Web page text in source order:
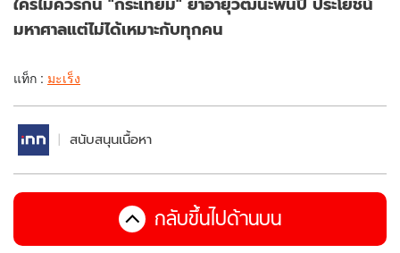
มหาศาลแต่ไม่ได้เหมาะกับทุกคน
แท็ก : มะเร็ง
สนับสนุนเนื้อหา
กลับขึ้นไปด้านบน